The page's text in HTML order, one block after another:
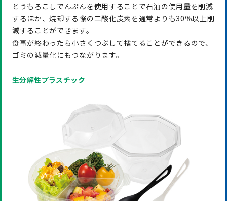
とうもろこしでんぷんを使用することで石油の使用量を削減
するほか、焼却する際の二酸化炭素を通常よりも30％以上削
減することができます。
食事が終わったら小さくつぶして捨てることができるので、
ゴミの減量化にもつながります。
生分解性プラスチック